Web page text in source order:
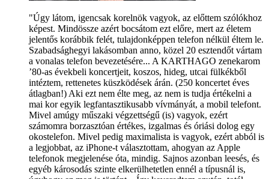
"Úgy látom, igencsak korelnök vagyok, az előttem szólókhoz
képest. Mindössze azért bocsátom ezt előre, mert az életem
jelentős korábbik felét, tulajdonképpen telefon nélkül éltem le.
Szabadsághegyi lakásomban anno, közel 20 esztendőt vártam
a vonalas telefon bevezetésére... A KARTHAGO zenekarom
’80-as évekbeli koncertjeit, koszos, hideg, utcai fülkékből
intéztem, rettenetes küszködések árán. (250 koncertet éves
átlagban!) Aki ezt nem élte meg, az nem is tudja értékelni a
mai kor egyik legfantasztikusabb vívmányát, a mobil telefont.
Mivel amúgy műszaki végzettségű (is) vagyok, ezért
számomra borzasztóan értékes, izgalmas és óriási dolog egy
okostelefon. Mivel pedig maximalista is vagyok, ezért abból is
a legjobbat, az iPhone-t választottam, ahogyan az Apple
telefonok megjelenése óta, mindig. Sajnos azonban leesés, és
egyéb károsodás szinte elkerülhetetlen ennél a típusnál is,